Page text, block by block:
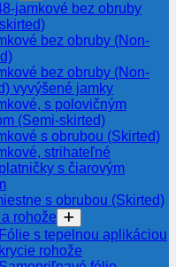
jamkové bez obruby
bez obruby (Non-
bez obruby (Non-
vyvýšené jamky
s polovičným
(Semi-skirted)
s obrubou (Skirted)
strihateľné
s čiarovým
s obrubou (Skirted)
rohože
s tepelnou aplikáciou
rohože